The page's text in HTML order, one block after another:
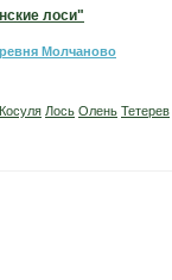
лоси"
Молчаново
Косуля Лось Олень Тетерев